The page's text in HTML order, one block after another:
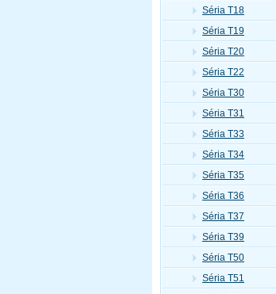
Séria T18
Séria T19
Séria T20
Séria T22
Séria T30
Séria T31
Séria T33
Séria T34
Séria T35
Séria T36
Séria T37
Séria T39
Séria T50
Séria T51